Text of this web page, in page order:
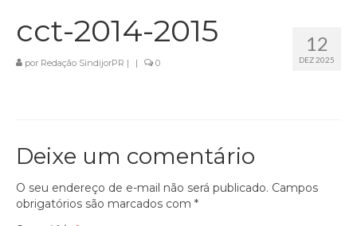
12
DEZ 2025
cct-2014-2015
por Redação SindijorPR | | 0
Deixe um comentário
O seu endereço de e-mail não será publicado. Campos
obrigatórios são marcados com *